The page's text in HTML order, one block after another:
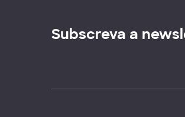
Subscreva a